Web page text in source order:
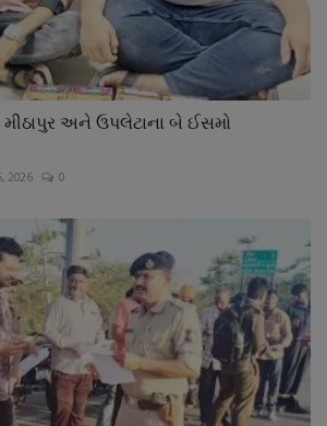
મીઠાપુર અને ઉપલેટાના બે ઈસમો
2026 0